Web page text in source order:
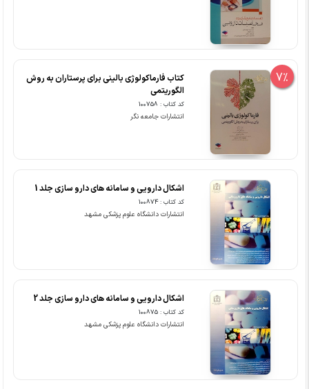
7%
کتاب فارماکولوژی بالینی برای پرستاران به روش
الگوریتمی
کد کتاب : 100758
انتشارات جامعه نگر
اشکال دارویی و سامانه های دارو سازی جلد 1
کد کتاب : 100874
انتشارات دانشگاه علوم پزشکی مشهد
اشکال دارویی و سامانه های دارو سازی جلد 2
کد کتاب : 100875
انتشارات دانشگاه علوم پزشکی مشهد